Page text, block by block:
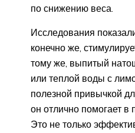
по снижению веса.
Исследования
конечно же,
тому же, выпитый
или теплой воды с
полезной привычкой
он отлично помогает в
Это не только